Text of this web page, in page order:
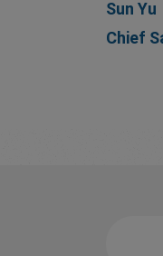
Sun Yu
Chief